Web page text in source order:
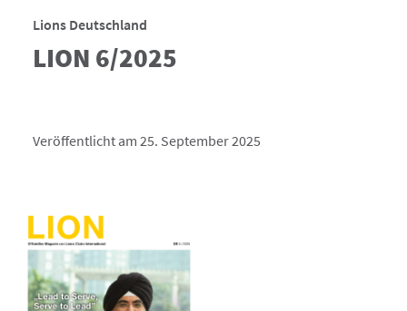
Lions Deutschland
LION 6/2025
Veröffentlicht am 25. September 2025